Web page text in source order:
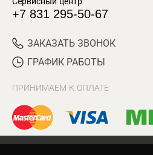
+7 831 295-50-67
ЗАКАЗАТЬ ЗВОНОК
ГРАФИК РАБОТЫ
ПРИНИМАЕМ К ОПЛАТЕ